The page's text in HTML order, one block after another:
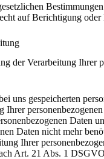
auf Berichtigung
der Verarbeitung
uns gespeicherten
Ihrer
Daten
Daten nicht mehr
Ihrer
Art. 21 Abs. 1